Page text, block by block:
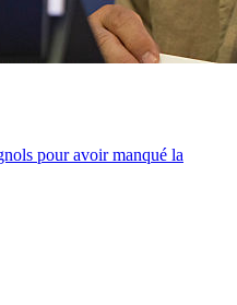
pour avoir manqué la